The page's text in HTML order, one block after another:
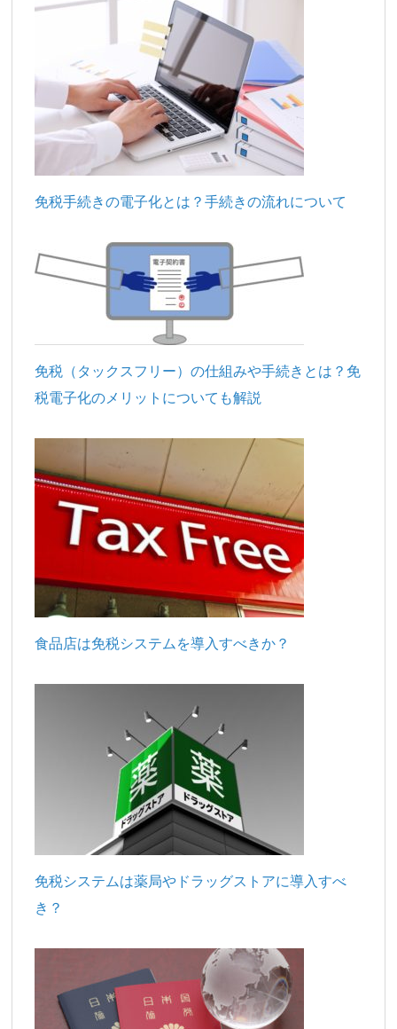
免税手続きの電子化とは？手続きの流れについて
免税（タックスフリー）の仕組みや手続きとは？免
税電子化のメリットについても解説
食品店は免税システムを導入すべきか？
免税システムは薬局やドラッグストアに導入すべ
き？